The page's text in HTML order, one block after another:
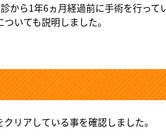
から1年6ヵ月経過前に手術を行っ
いても説明しました。
リアしている事を確認しました。